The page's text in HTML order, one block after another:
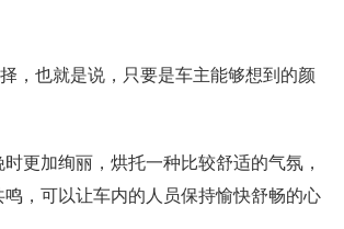
，也就是说，只要是车主能够想到的颜
更加绚丽，烘托一种比较舒适的气氛，
，可以让车内的人员保持愉快舒畅的心